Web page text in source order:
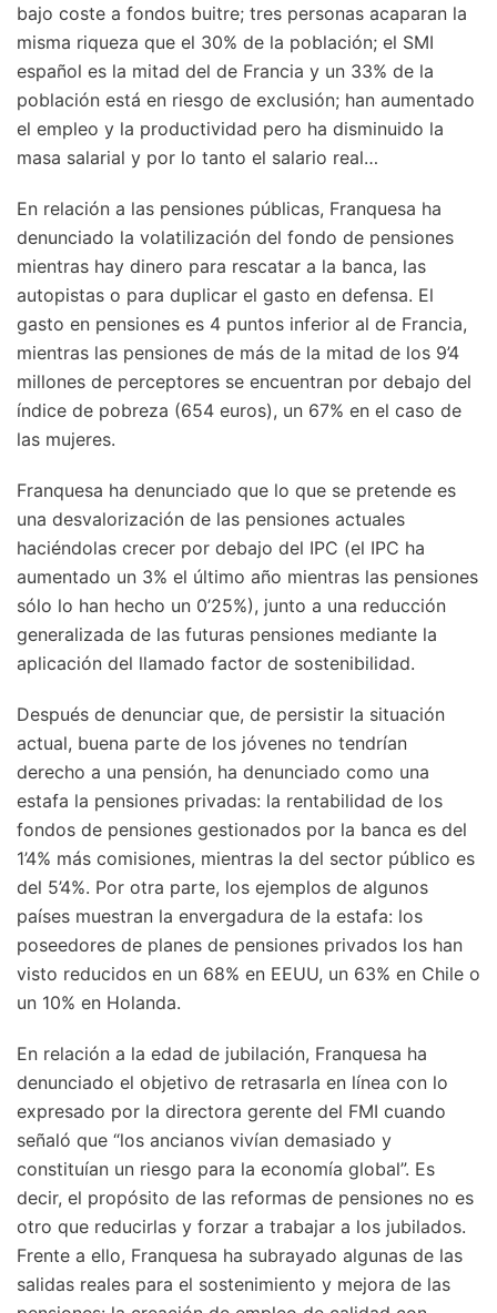
bajo coste a fondos buitre; tres personas acaparan la
misma riqueza que el 30% de la población; el SMI
español es la mitad del de Francia y un 33% de la
población está en riesgo de exclusión; han aumentado
el empleo y la productividad pero ha disminuido la
masa salarial y por lo tanto el salario real…
En relación a las pensiones públicas, Franquesa ha
denunciado la volatilización del fondo de pensiones
mientras hay dinero para rescatar a la banca, las
autopistas o para duplicar el gasto en defensa. El
gasto en pensiones es 4 puntos inferior al de Francia,
mientras las pensiones de más de la mitad de los 9’4
millones de perceptores se encuentran por debajo del
índice de pobreza (654 euros), un 67% en el caso de
las mujeres.
Franquesa ha denunciado que lo que se pretende es
una desvalorización de las pensiones actuales
haciéndolas crecer por debajo del IPC (el IPC ha
aumentado un 3% el último año mientras las pensiones
sólo lo han hecho un 0’25%), junto a una reducción
generalizada de las futuras pensiones mediante la
aplicación del llamado factor de sostenibilidad.
Después de denunciar que, de persistir la situación
actual, buena parte de los jóvenes no tendrían
derecho a una pensión, ha denunciado como una
estafa la pensiones privadas: la rentabilidad de los
fondos de pensiones gestionados por la banca es del
1’4% más comisiones, mientras la del sector público es
del 5’4%. Por otra parte, los ejemplos de algunos
países muestran la envergadura de la estafa: los
poseedores de planes de pensiones privados los han
visto reducidos en un 68% en EEUU, un 63% en Chile o
un 10% en Holanda.
En relación a la edad de jubilación, Franquesa ha
denunciado el objetivo de retrasarla en línea con lo
expresado por la directora gerente del FMI cuando
señaló que “los ancianos vivían demasiado y
constituían un riesgo para la economía global”. Es
decir, el propósito de las reformas de pensiones no es
otro que reducirlas y forzar a trabajar a los jubilados.
Frente a ello, Franquesa ha subrayado algunas de las
salidas reales para el sostenimiento y mejora de las